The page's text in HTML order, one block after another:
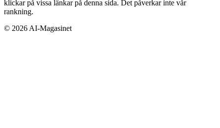
klickar på vissa länkar på denna sida. Det påverkar inte vår
rankning.
© 2026 AI-Magasinet